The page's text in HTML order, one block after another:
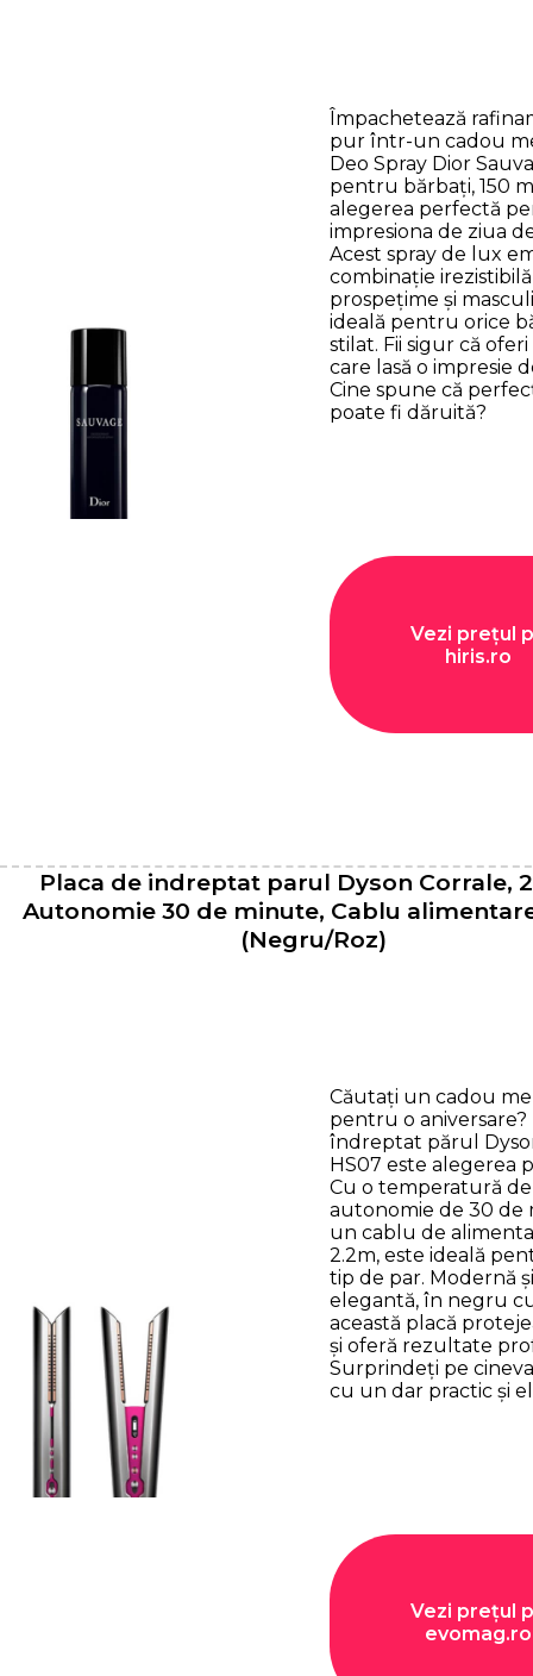
Împachetează
pur într-un cadou
Deo Spray Dior
pentru bărbați, 150
alegerea perfectă
impresiona de ziua
Acest spray de lux
combinație
prospețime și
ideală pentru orice
stilat. Fii sigur că
care lasă o impresie
Cine spune că
poate fi dăruită?
Vezi prețul
hiris.ro
Placa de indreptat parul Dyson Corrale,
Autonomie 30 de minute, Cablu
(Negru/Roz)
Căutați un cadou
pentru o aniversare?
îndreptat părul
HS07 este alegerea
Cu o temperatură de
autonomie de 30 de
un cablu de
2.2m, este ideală
tip de par. Modernă
elegantă, în negru
această placă
și oferă rezultate
Surprindeți pe
cu un dar practic și
Vezi prețul
evomag.ro